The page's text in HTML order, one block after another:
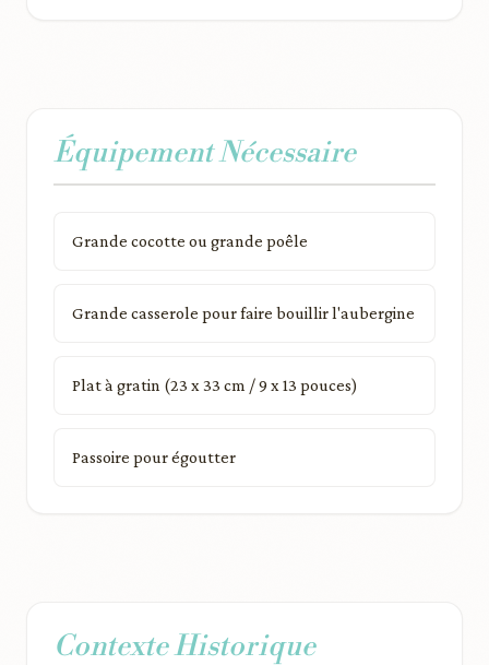
Équipement Nécessaire
Grande cocotte ou grande poêle
Grande casserole pour faire bouillir l'aubergine
Plat à gratin (23 x 33 cm / 9 x 13 pouces)
Passoire pour égoutter
Contexte Historique